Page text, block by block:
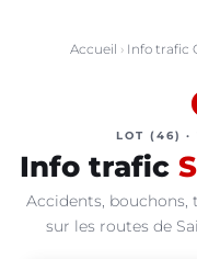
Accueil › Info trafic
LOT (46) ·
Info trafic
Accidents, bouchons,
sur les routes de